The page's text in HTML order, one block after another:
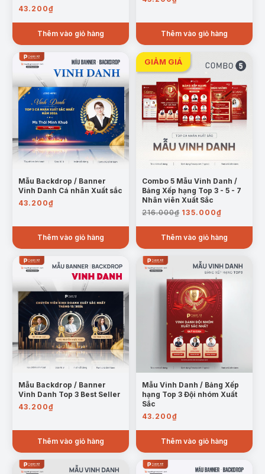
43.200₫
Thêm vào giỏ hàng Thêm vào giỏ hàng
Mẫu Backdrop / Banner
Vinh Danh Cá nhân Xuất sắc
43.200₫
Thêm vào giỏ hàng
Combo 5 Mẫu Vinh Danh /
Bảng Xếp hạng Top 3 - 5 - 7
Nhân viên Xuất Sắc
216.000₫ Giá
là:
135.000₫Giá
tại
Thêm vào giỏ hàng
Mẫu Backdrop / Banner
Vinh Danh Top 3 Best Seller
43.200₫
Thêm vào giỏ hàng
Mẫu Vinh Danh / Bảng Xếp
hạng Top 3 Đội nhóm Xuất
Sắc
43.200₫
Thêm vào giỏ hàng